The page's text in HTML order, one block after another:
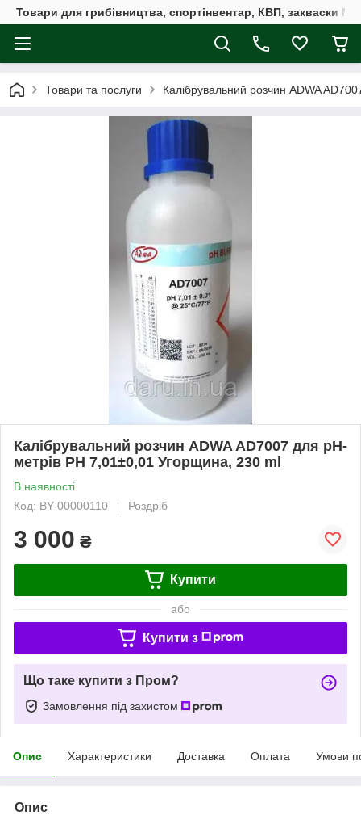
Товари для грибівництва, спортінвентар, КВП, закваски
Товари та послуги Калібрувальний розчин ADWA
Калібрувальний розчин ADWA AD7007 для pH-
метрів РН 7,01±0,01 Угорщина, 230 ml
В наявності
Код: BY-00000110
Роздріб
3 000 ₴
Купити
або
Купити з
Що таке купити з Пром?
Замовлення під захистом
Опис Характеристики Доставка Оплата Умови
Опис